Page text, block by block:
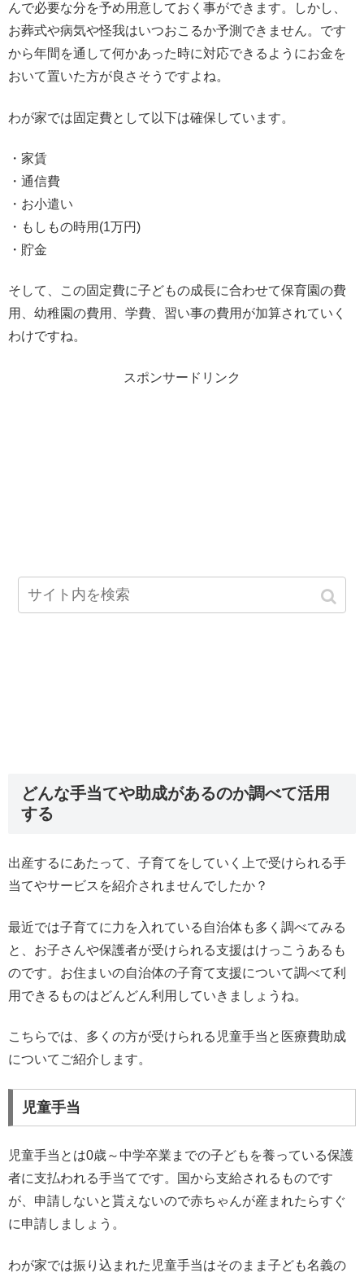
んで必要な分を予め用意しておく事ができます。しかし、
お葬式や病気や怪我はいつおこるか予測できません。です
から年間を通して何かあった時に対応できるようにお金を
おいて置いた方が良さそうですよね。
わが家では固定費として以下は確保しています。
・家賃
・通信費
・お小遣い
・もしもの時用(1万円)
・貯金
そして、この固定費に子どもの成長に合わせて保育園の費
用、幼稚園の費用、学費、習い事の費用が加算されていく
わけですね。
スポンサードリンク
どんな手当てや助成があるのか調べて活用
する
出産するにあたって、子育てをしていく上で受けられる手
当てやサービスを紹介されませんでしたか？
最近では子育てに力を入れている自治体も多く調べてみる
と、お子さんや保護者が受けられる支援はけっこうあるも
のです。お住まいの自治体の子育て支援について調べて利
用できるものはどんどん利用していきましょうね。
こちらでは、多くの方が受けられる児童手当と医療費助成
についてご紹介します。
児童手当
児童手当とは0歳～中学卒業までの子どもを養っている保護
者に支払われる手当てです。国から支給されるものです
が、申請しないと貰えないので赤ちゃんが産まれたらすぐ
に申請しましょう。
わが家では振り込まれた児童手当はそのまま子ども名義の